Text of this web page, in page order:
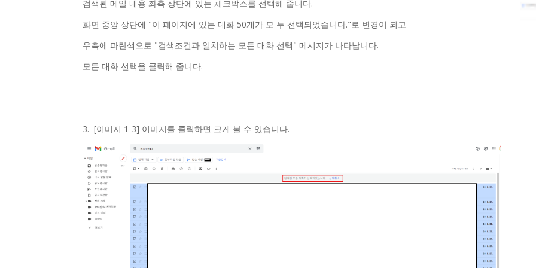
검색된 메일 내용 좌측 상단에 있는 체크박스를 선택해 줍니다.
화면 중앙 상단에 "이 페이지에 있는 대화 50개가 모 두 선택되었습니다."로 변경이 되고
우측에 파란색으로 "검색조건과 일치하는 모든 대화 선택" 메시지가 나타납니다.
모든 대화 선택을 클릭해 줍니다.
3. [이미지 1-3] 이미지를 클릭하면 크게 볼 수 있습니다.